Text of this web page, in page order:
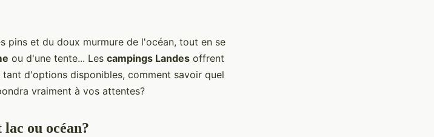
pins et du doux murmure de l'océan, tout en se
ou d'une tente... Les campings Landes offrent
d'options disponibles, comment savoir quel
vraiment à vos attentes?
ou océan?